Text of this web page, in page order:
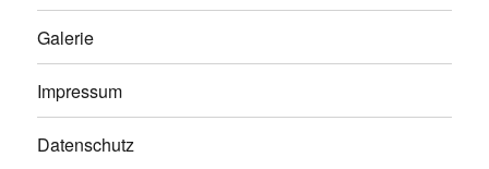
Galerie
Impressum
Datenschutz